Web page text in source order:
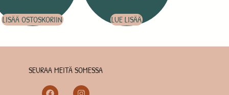
LISÄÄ OSTOSKORIIN LUE LISÄÄ
SEURAA MEITÄ SOMESSA